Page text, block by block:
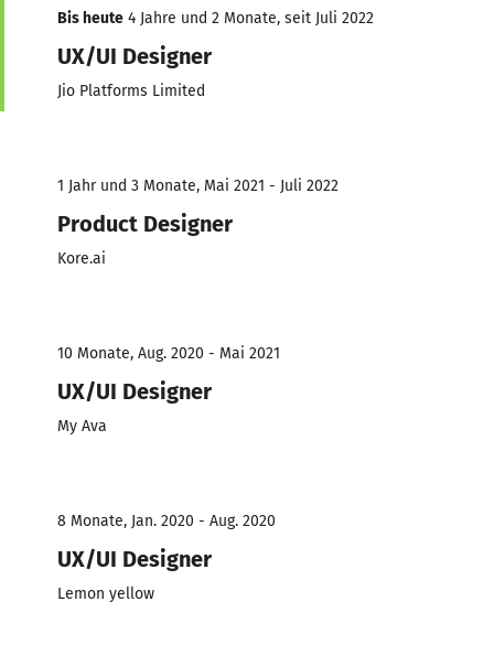
Bis heute 4 Jahre und 2 Monate, seit Juli 2022
UX/UI Designer
Jio Platforms Limited
1 Jahr und 3 Monate, Mai 2021 - Juli 2022
Product Designer
Kore.ai
10 Monate, Aug. 2020 - Mai 2021
UX/UI Designer
My Ava
8 Monate, Jan. 2020 - Aug. 2020
UX/UI Designer
Lemon yellow